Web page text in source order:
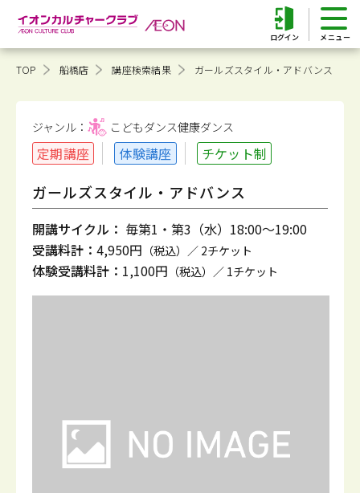
ログイン
TOP 船橋店 講座検索結果 ガールズスタイル・アドバンス
ジャンル： こどもダンス健康ダンス
定期講座 体験講座 チケット制
ガールズスタイル・アドバンス
開講サイクル： 毎第1・第3（水）18:00～19:00
受講料計： 4,950円 （税込）／ 2チケット
体験受講料計： 1,100円 （税込）／ 1チケット